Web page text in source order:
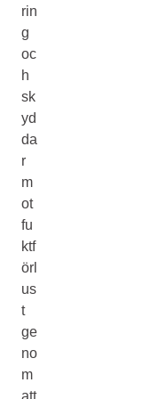
rin
g
oc
h
sk
yd
da
r
m
ot
fu
ktf
örl
us
t
ge
no
m
att